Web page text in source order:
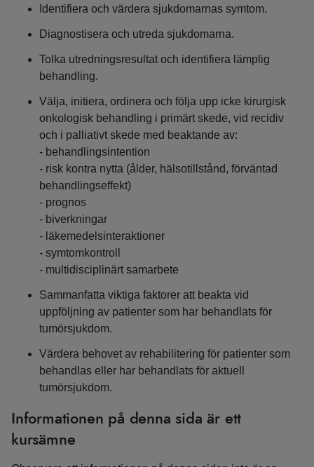
Identifiera och värdera sjukdomarnas symtom.
Diagnostisera och utreda sjukdomarna.
Tolka utredningsresultat och identifiera lämplig
behandling.
Välja, initiera, ordinera och följa upp icke kirurgisk
onkologisk behandling i primärt skede, vid recidiv
och i palliativt skede med beaktande av:
- behandlingsintention
- risk kontra nytta (ålder, hälsotillstånd, förväntad
behandlingseffekt)
- prognos
- biverkningar
- läkemedelsinteraktioner
- symtomkontroll
- multidisciplinärt samarbete
Sammanfatta viktiga faktorer att beakta vid
uppföljning av patienter som har behandlats för
tumörsjukdom.
Värdera behovet av rehabilitering för patienter som
behandlas eller har behandlats för aktuell
tumörsjukdom.
Informationen på denna sida är ett
kursämne